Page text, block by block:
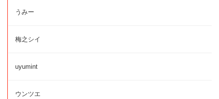
うみー
梅之シイ
uyumint
ウンツエ